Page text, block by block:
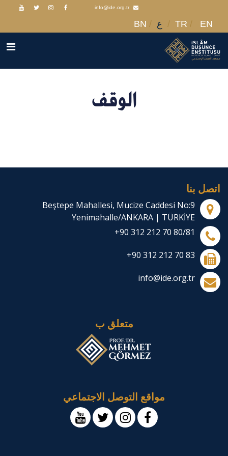
info@ide.org.tr
EN
TR ع BN
الوقف
اتصل بنا
Beştepe Mahallesi, Mucize Caddesi No:9
Yenimahalle/ANKARA | TÜRKİYE
+90 312 212 70 80/81
+90 312 212 70 83
info@ide.org.tr
متعلق ب
مواقع التوصل الاجتماعي